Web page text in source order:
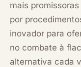
mais
por
inovador para
no combate à
alternativa cada